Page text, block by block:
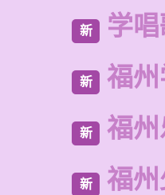
新 学
新 福
新 福
新 福